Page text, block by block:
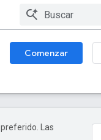
Comenzar
Las